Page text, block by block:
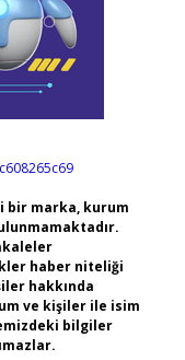
bir marka, kurum
haber niteliği
hakkında
ve kişiler ile isim
bilgiler